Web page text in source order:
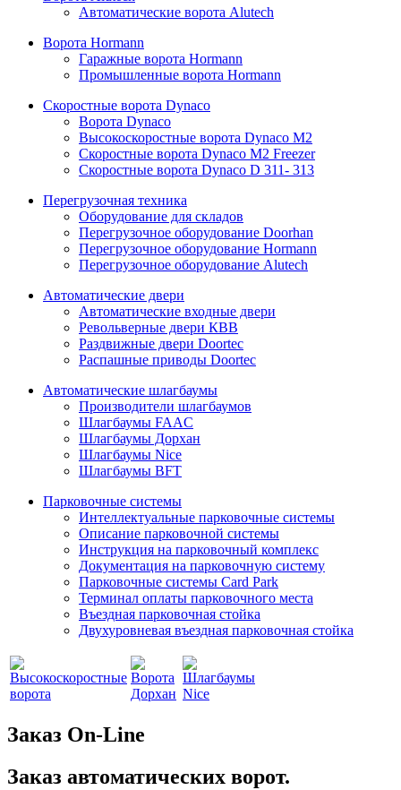
Автоматические ворота Alutech
Ворота Hormann
Гаражные ворота Hormann
Промышленные ворота Hormann
Скоростные ворота Dynaco
Ворота Dynaco
Высокоскоростные ворота Dynaco М2
Скоростные ворота Dynaco М2 Freezer
Скоростные ворота Dynaco D 311- 313
Перегрузочная техника
Оборудование для складов
Перегрузочное оборудование Doorhan
Перегрузочное оборудование Hormann
Перегрузочное оборудование Alutech
Автоматические двери
Автоматические входные двери
Револьверные двери КВВ
Раздвижные двери Doortec
Распашные приводы Doortec
Автоматические шлагбаумы
Производители шлагбаумов
Шлагбаумы FAAC
Шлагбаумы Дорхан
Шлагбаумы Nice
Шлагбаумы BFT
Парковочные системы
Интеллектуальные парковочные системы
Описание парковочной системы
Инструкция на парковочный комплекс
Документация на парковочную систему
Парковочные системы Card Park
Терминал оплаты парковочного места
Въездная парковочная стойка
Двухуровневая въездная парковочная стойка
Заказ On-Line
Заказ автоматических ворот.